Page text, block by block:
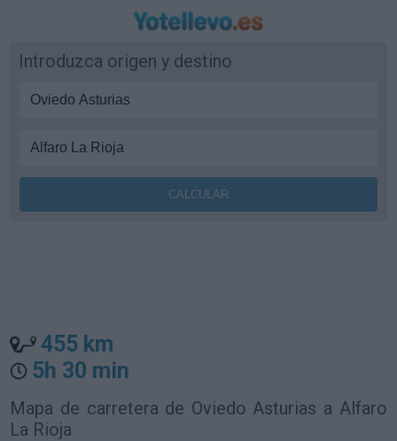
Introduzca origen y destino
455 km
5h 30 min
Mapa de carretera de Oviedo Asturias a Alfaro
La Rioja